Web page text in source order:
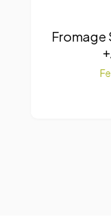
Fromage